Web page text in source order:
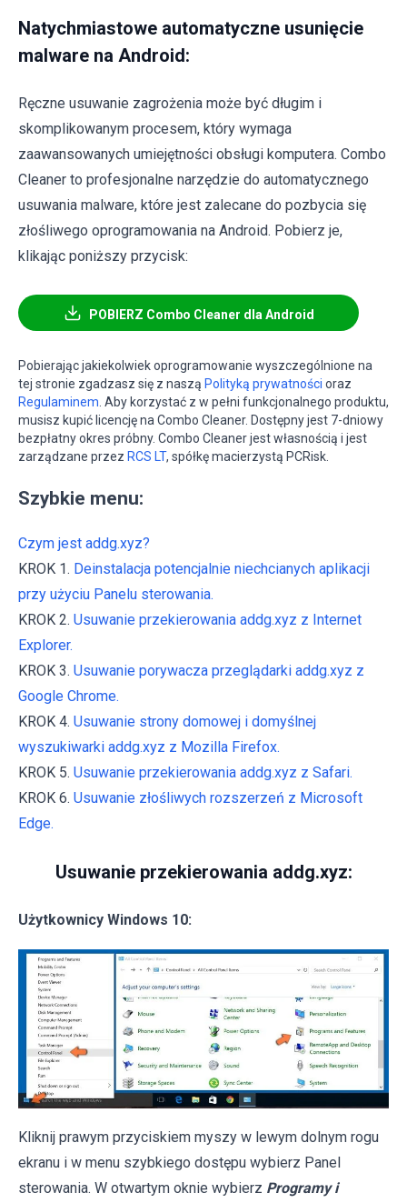
Natychmiastowe automatyczne usunięcie
malware na Android:
Ręczne usuwanie zagrożenia może być długim i
skomplikowanym procesem, który wymaga
zaawansowanych umiejętności obsługi komputera. Combo
Cleaner to profesjonalne narzędzie do automatycznego
usuwania malware, które jest zalecane do pozbycia się
złośliwego oprogramowania na Android. Pobierz je,
klikając poniższy przycisk:
POBIERZ Combo Cleaner dla Android
Pobierając jakiekolwiek oprogramowanie wyszczególnione na
tej stronie zgadzasz się z naszą Polityką prywatności oraz
Regulaminem. Aby korzystać z w pełni funkcjonalnego produktu,
musisz kupić licencję na Combo Cleaner. Dostępny jest 7-dniowy
bezpłatny okres próbny. Combo Cleaner jest własnością i jest
zarządzane przez RCS LT, spółkę macierzystą PCRisk.
Szybkie menu:
Czym jest addg.xyz?
KROK 1. Deinstalacja potencjalnie niechcianych aplikacji
przy użyciu Panelu sterowania.
KROK 2. Usuwanie przekierowania addg.xyz z Internet
Explorer.
KROK 3. Usuwanie porywacza przeglądarki addg.xyz z
Google Chrome.
KROK 4. Usuwanie strony domowej i domyślnej
wyszukiwarki addg.xyz z Mozilla Firefox.
KROK 5. Usuwanie przekierowania addg.xyz z Safari.
KROK 6. Usuwanie złośliwych rozszerzeń z Microsoft
Edge.
Usuwanie przekierowania addg.xyz:
Użytkownicy Windows 10:
Kliknij prawym przyciskiem myszy w lewym dolnym rogu
ekranu i w menu szybkiego dostępu wybierz Panel
sterowania. W otwartym oknie wybierz Programy i